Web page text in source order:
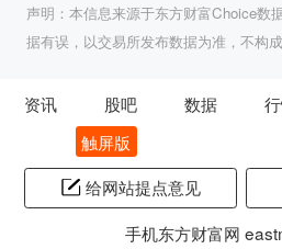
声明：本信息来源于东方财富Choice数
据有误，以交易所发布数据为准，不构成
资讯 股吧 数据
触屏版
给网站提点意见
手机东方财富网